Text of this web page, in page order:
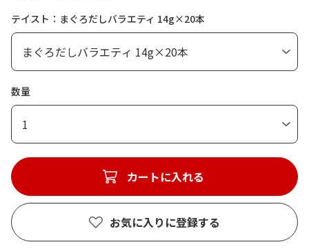
テイスト：まぐろだしバラエティ 14g×20本
数量
1
カートに入れる
お気に入りに登録する